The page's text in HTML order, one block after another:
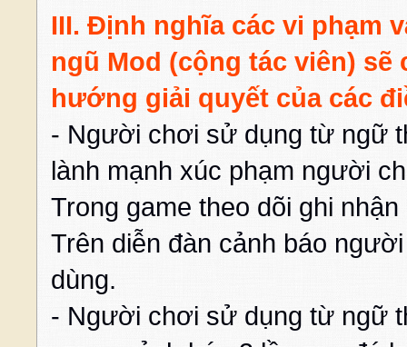
III. Định nghĩa các vi phạm
ngũ Mod (cộng tác viên)
hướng giải quyết của các
- Người chơi sử dụng từ ngữ
lành mạnh xúc phạm người
Trong game theo dõi ghi
Trên diễn đàn cảnh báo
dùng.
- Người chơi sử dụng từ ngữ